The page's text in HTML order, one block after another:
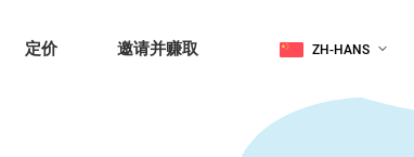
定价 邀请并赚取 ZH-HANS